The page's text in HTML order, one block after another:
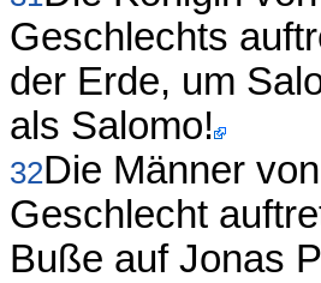
Geschlechts
der Erde, um
als Salomo!
32Die Männer
Geschlecht
Buße auf Jonas